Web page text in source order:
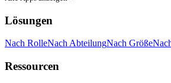
Lösungen
Nach RolleNach AbteilungNach Größe
Ressourcen